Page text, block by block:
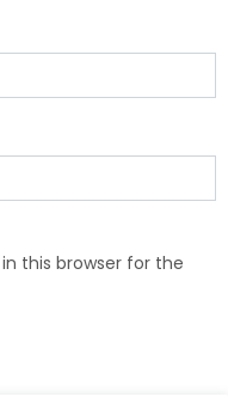
this browser for the